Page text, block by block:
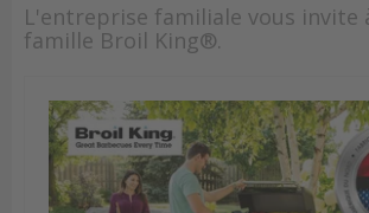
L'entreprise familiale vous invite
famille Broil King®.